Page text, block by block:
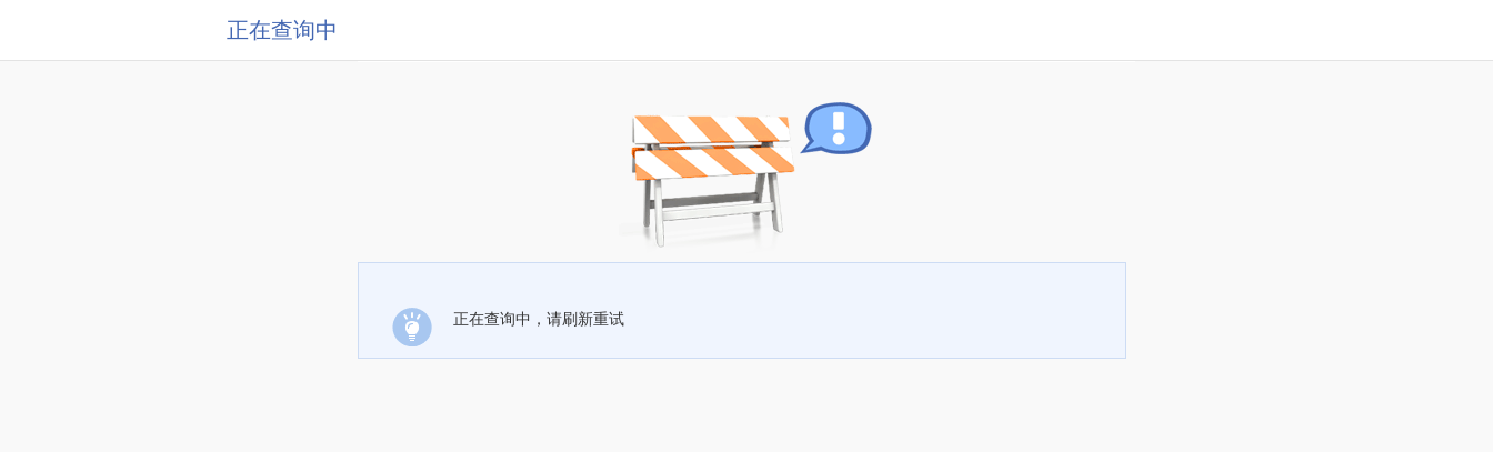
正在查询中
正在查询中，请刷新重试